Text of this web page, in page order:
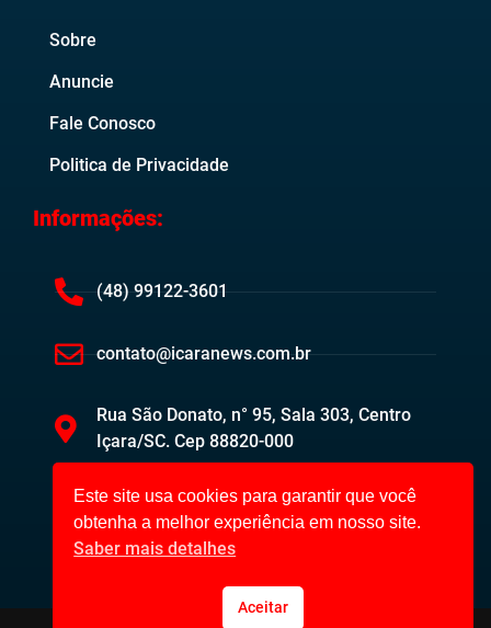
Sobre
Anuncie
Fale Conosco
Politica de Privacidade
Informações:
(48) 99122-3601
contato@icaranews.com.br
Rua São Donato, n° 95, Sala 303, Centro
Içara/SC. Cep 88820-000
Este site usa cookies para garantir que você
obtenha a melhor experiência em nosso site.
Saber mais detalhes
Aceitar